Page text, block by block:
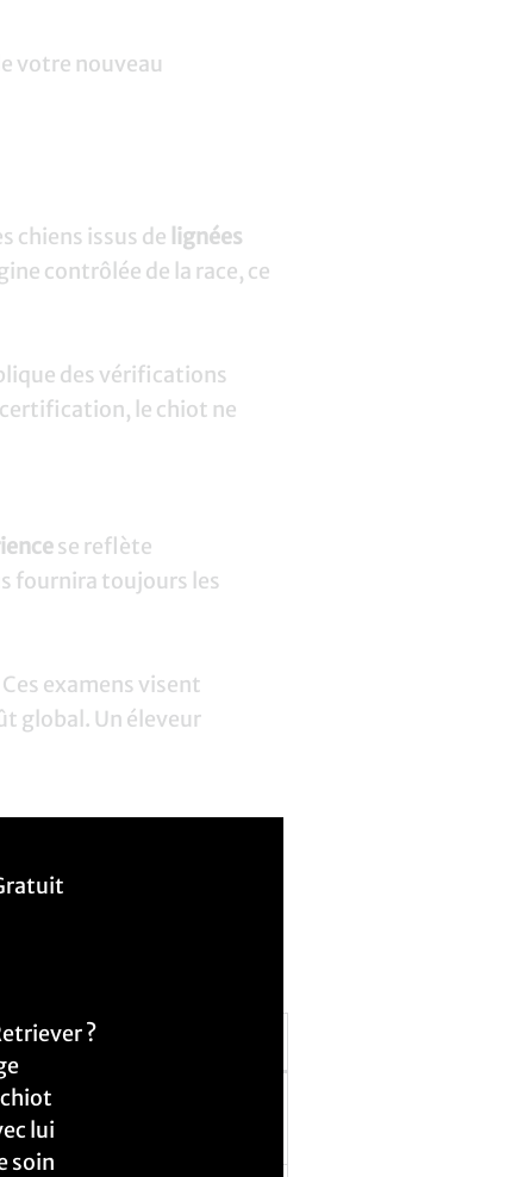
votre nouveau
chiens issus de lignées
contrôlée de la race, ce
des vérifications
le chiot ne
se reflète
fournira toujours les
examens visent
global. Un éleveur
et 1200€. Ces prix
de cette race varie
Prix
(incluant souvent
puce)
?
lui
soin